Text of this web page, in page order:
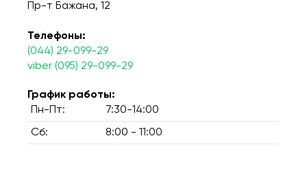
Пр-т Бажана, 12
Телефоны:
(044) 29-099-29
viber (095) 29-099-29
График работы:
Пн-Пт:
7:30-14:00
Сб: 8:00 - 11:00